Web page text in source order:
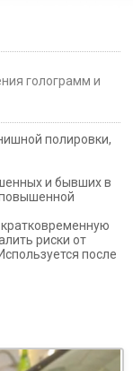
голограмм и
полировки,
и бывших в
риски от
после